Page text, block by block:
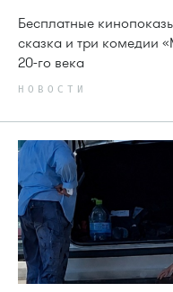
Бесплатные
сказка и три комедии
20-го века
НОВОСТИ